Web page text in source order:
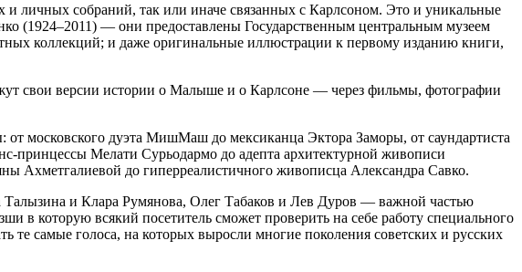
и личных собраний, так или иначе связанных с Карлсоном. Это и уникальные
(1924–2011) — они предоставлены Государственным центральным музеем
коллекций; и даже оригинальные иллюстрации к первому изданию книги,
свои версии истории о Малыше и о Карлсоне — через фильмы, фотографии
московского дуэта МишМаш до мексиканца Эктора Заморы, от саундартиста
принцессы Мелати Сурьодармо до адепта архитектурной живописи
Ахметгалиевой до гиперреалистичного живописца Александра Савко.
и Клара Румянова, Олег Табаков и Лев Дуров — важной частью
в которую всякий посетитель сможет проверить на себе работу специального
те самые голоса, на которых выросли многие поколения советских и русских